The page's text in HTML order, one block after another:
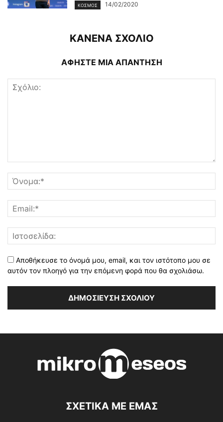
ΚΌΣΜΟΣ 14/02/2020
ΚΑΝΕΝΑ ΣΧΟΛΙΟ
ΑΦΗΣΤΕ ΜΙΑ ΑΠΑΝΤΗΣΗ
Αποθήκευσε το όνομά μου, email, και τον ιστότοπο μου σε
αυτόν τον πλοηγό για την επόμενη φορά που θα σχολιάσω.
ΣΧΕΤΙΚΑ ΜΕ ΕΜΑΣ